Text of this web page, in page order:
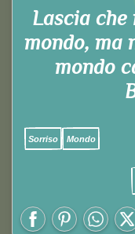
Lascia
mondo, ma
mondo
Sorriso Mondo